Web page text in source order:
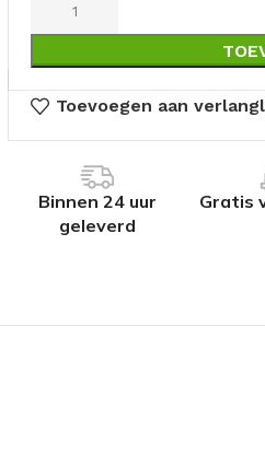
Toevoegen aan
Binnen 24 uur
geleverd
Gratis